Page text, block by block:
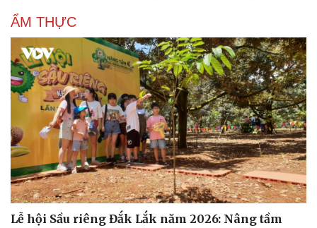
ẨM THỰC
Lễ hội Sầu riêng Đắk Lắk năm 2026: Nâng tầm